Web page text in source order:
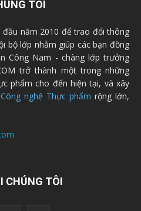
TÔI
năm 2010 để trao đổi thông
bộ lớp nhằm giúp các bạn đồng
Công Nam - chàng lớp trưởng
trở thành một trong những
phẩm cho đến hiện tại, và xây
nghệ Thực phẩm rộng lớn,
CHÚNG TÔI